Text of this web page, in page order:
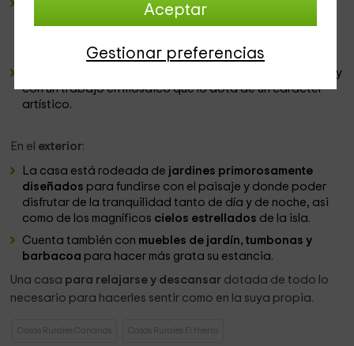
Aceptar
Gestionar preferencias
2 amplios dormitoriosmuy acogedores, ambos
camas de matrimonio
petición del cliente.
construido alrededor de una roca y
con un trabajo en mosaico que lo dota de un carácter
artístico.
En el exterior:
La casa está rodeada de jardines primorosamente
diseñados para fundirse con el paisaje y donde poder
disfrutar de la tranquilidad tanto de día y de noche, asi
como de los magníficos cielos estrellados de la isla.
Cuenta también con muebles de jardín, tumbonas y
barbacoa para hacer más grata su estancia.
Una casa para relajarse y descansar dotada de todo lo
necesario para hacerles sentir como en la suya propia.
Casas Rurales Canarias Casas Rurales El Hierro